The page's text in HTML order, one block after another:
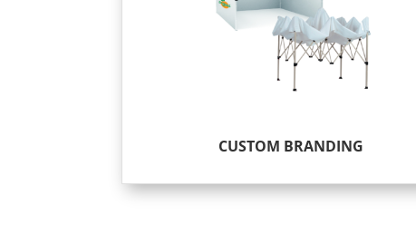
CUSTOM BRANDING